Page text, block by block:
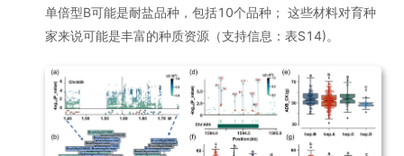
单倍型B可能是耐盐品种，包括10个品种； 这些材料对育种
家来说可能是丰富的种质资源（支持信息：表S14)。